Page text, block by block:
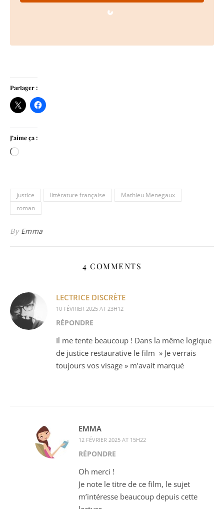
Partager :
J’aime ça :
Chargement…
justice littérature française
Mathieu Menegaux
roman
By Emma
4 COMMENTS
LECTRICE DISCRÈTE
10 FÉVRIER 2025 AT 23H12
RÉPONDRE
Il me tente beaucoup ! Dans la même logique
de justice restaurative le film » Je verrais
toujours vos visage » m’avait marqué
EMMA
12 FÉVRIER 2025 AT 15H22
RÉPONDRE
Oh merci !
Je note le titre de ce film, le sujet
m’intéresse beaucoup depuis cette